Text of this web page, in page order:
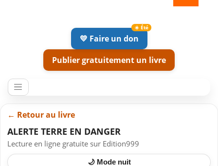
💛 Faire un don
Publier gratuitement un livre
← Retour au livre
ALERTE TERRE EN DANGER
Lecture en ligne gratuite sur Edition999
🌙 Mode nuit